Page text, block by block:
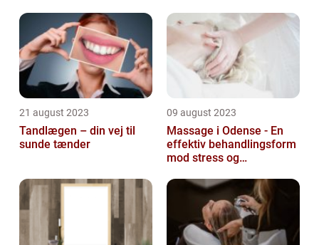
21 august 2023
Tandlægen – din vej til
sunde tænder
09 august 2023
Massage i Odense - En
effektiv behandlingsform
mod stress og